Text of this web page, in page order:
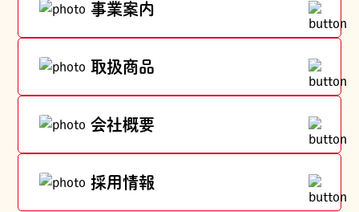
事業案内
取扱商品
会社概要
採用情報